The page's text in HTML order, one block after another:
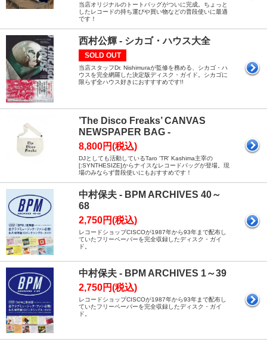
当店オリジナルのトートバッグがついに完成。ちょっと
したレコードの持ち運びや買い物などの普段使いに最適
です！
西村公輝 - シカゴ・ハウス大全
SOLD OUT
当店スタッフDr. Nishimuraが監修を務める、シカゴ・ハ
ウスを完全網羅した決定版ディスク・ガイド。シカゴに
限らず全ハウス好きにおすすすめです!!
’The Disco Freaks’ CANVAS
NEWSPAPER BAG -
8,800円(税込)
DJとしても活動しているTaro 'TR' Kashima主宰の
[:SYNTHESIZE]からナイスなレコードバッグが登場。現
場のみならず普段使いにもおすすめです！
中村保夫 - BPM ARCHIVES 40～
68
2,750円(税込)
レコードショップCISCOが1987年から93年まで配布し
ていたフリーペーパーを完全収録したディスク・ガイ
ド。
中村保夫 - BPM ARCHIVES 1～39
2,750円(税込)
レコードショップCISCOが1987年から93年まで配布し
ていたフリーペーパーを完全収録したディスク・ガイ
ド。